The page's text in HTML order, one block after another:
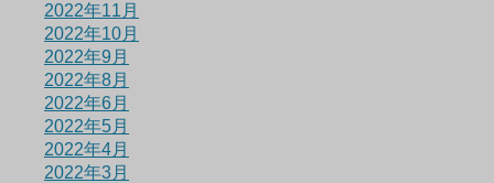
2022年11月
2022年10月
2022年9月
2022年8月
2022年6月
2022年5月
2022年4月
2022年3月